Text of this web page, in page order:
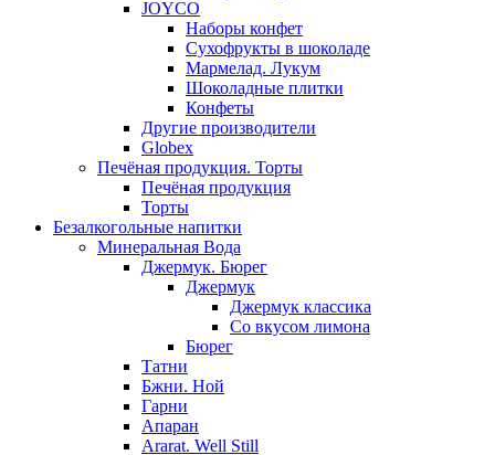
JOYCO
Наборы конфет
Сухофрукты в шоколаде
Мармелад. Лукум
Шоколадные плитки
Конфеты
Другие производители
Globex
Печёная продукция. Торты
Печёная продукция
Торты
Безалкогольные напитки
Минеральная Вода
Джермук. Бюрег
Джермук
Джермук классика
Со вкусом лимона
Бюрег
Татни
Бжни. Ной
Гарни
Апаран
Ararat. Well Still